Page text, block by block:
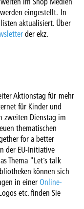
eingestellt. In
aktualisiert. Über
der ekz.
Aktionstag für mehr
für Kinder und
zweiten Dienstag im
thematischen
for a better
der EU-Initiative
Thema "Let´s talk
können sich
in einerOnline-
etc. finden Sie